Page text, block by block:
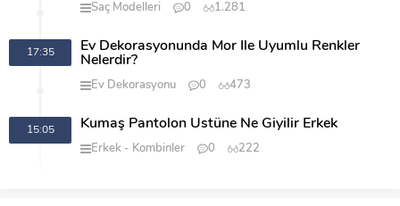
Saç Modelleri 0 1.281
17:35
Ev Dekorasyonunda Mor İle Uyumlu Renkler
Nelerdir?
Ev Dekorasyonu 0 473
15:05 Kumaş Pantolon Üstüne Ne Giyilir Erkek
Erkek Kombinler 0 222